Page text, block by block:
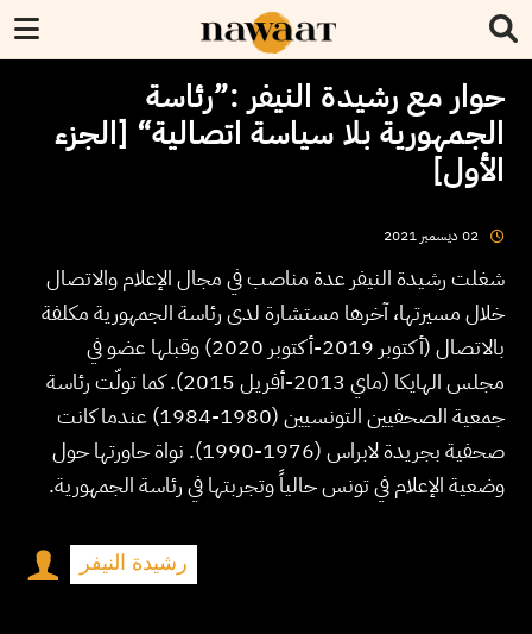
حوار مع رشيدة النيفر :”رئاسة
الجمهورية بلا سياسة اتصالية“ [الجزء
الأول]
02 ديسمبر 2021
شغلت رشيدة النيفر عدة مناصب في مجال الإعلام والاتصال
خلال مسيرتها، آخرها مستشارة لدى رئاسة الجمهورية مكلفة
بالاتصال (أكتوبر 2019-أكتوبر 2020) وقبلها عضو في
مجلس الهايكا (ماي 2013-أفريل 2015). كما تولّت رئاسة
جمعية الصحفيين التونسيين (1980-1984) عندما كانت
صحفية بجريدة لابراس (1976-1990). نواة حاورتها حول
وضعية الإعلام في تونس حالياً وتجربتها في رئاسة الجمهورية.
رشيدة النيفر